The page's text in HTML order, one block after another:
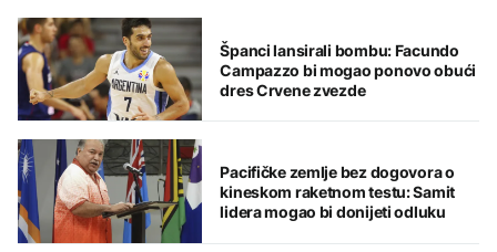
Španci lansirali bombu: Facundo
Campazzo bi mogao ponovo obući
dres Crvene zvezde
Pacifičke zemlje bez dogovora o
kineskom raketnom testu: Samit
lidera mogao bi donijeti odluku